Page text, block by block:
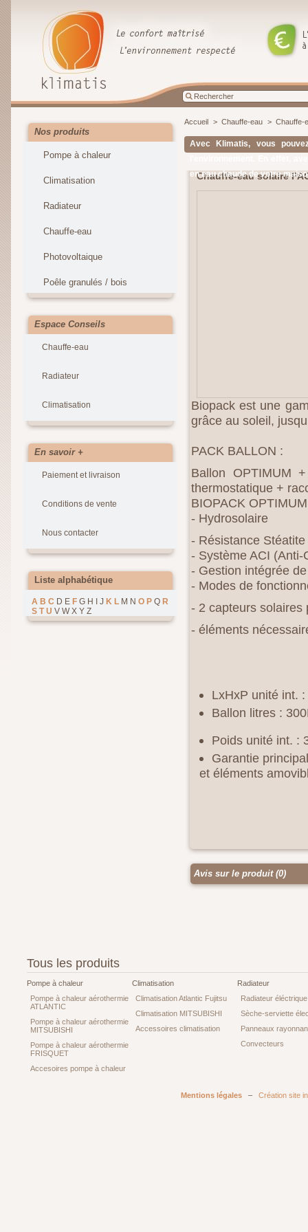
Nos produits
Pompe à chaleur
Climatisation
Radiateur
Chauffe-eau
Photovoltaique
Poêle granulés / bois
Espace Conseils
Chauffe-eau
Radiateur
Climatisation
En savoir +
Paiement et livraison
Conditions de vente
Nous contacter
Liste alphabétique
A B C D E F G H I J K L M N O P Q R
S T U V W X Y Z
Accueil > Chauffe-eau > Chauffe-
Avec Klimatis, vous
en eau chaude de votre
Chauffe-eau solaire
Biopack est une
grâce au soleil,
PACK BALLON :
Ballon OPTIMUM
thermostatique +
BIOPACK
- Hydrosolaire
- Résistance Stéatite
- Système ACI
- Gestion intégrée
- Modes de
- 2 capteurs solaires
- éléments
LxHxP unité int.
Ballon litres :
Poids unité int. :
Garantie
et éléments
Avis sur le produit (0)
Tous les produits
Pompe à chaleur
Pompe à chaleur aérothermie
ATLANTIC
Pompe à chaleur aérothermie
MITSUBISHI
Pompe à chaleur aérothermie
FRISQUET
Accesoires pompe à chaleur
Climatisation
Climatisation Atlantic Fujitsu
Climatisation MITSUBISHI
Accessoires climatisation
Radiateur
Radiateur éléctrique
Sèche-serviette
Panneaux
Convecteurs
Mentions légales – Création site